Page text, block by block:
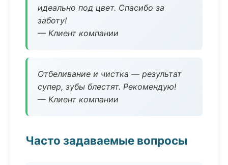
идеально под цвет. Спасибо за
заботу!
— Клиент компании
Отбеливание и чистка — результат
супер, зубы блестят. Рекомендую!
— Клиент компании
Часто задаваемые вопросы